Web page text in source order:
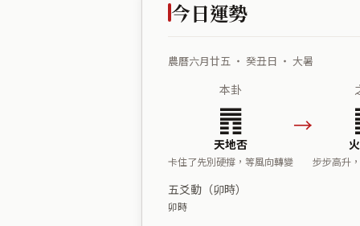
今日運勢
農曆六月廿五 ・ 癸丑日 ・ 大暑
本卦
䷋
天地否
卡住了先別硬撐，等風向轉變
→
步步高升
五爻動（卯時）
卯時